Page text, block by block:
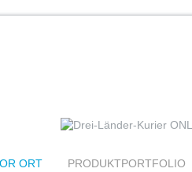
ORT PRODUKTPORTFOLIO